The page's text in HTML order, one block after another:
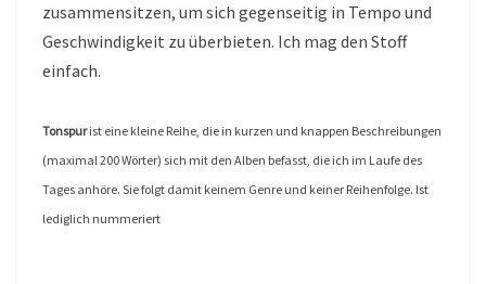
zusammensitzen, um sich gegenseitig in Tempo und
Geschwindigkeit zu überbieten. Ich mag den Stoff
einfach.
Tonspurist eine kleine Reihe, die in kurzen und knappen Beschreibungen
(maximal 200 Wörter) sich mit den Alben befasst, die ich im Laufe des
Tages anhöre. Sie folgt damit keinem Genre und keiner Reihenfolge. Ist
lediglich nummeriert